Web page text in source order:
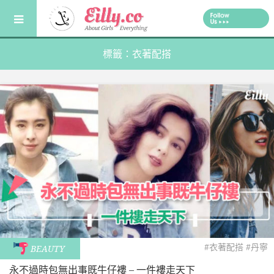
content
標籤：衣著配搭
BEAUTY #衣著配搭 #丹寧
永不過時包無出事既牛仔褸 – 一件褸走天下